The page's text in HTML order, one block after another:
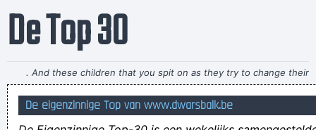
De Top 30
. And these children that you spit on as they try to change their
worlds, they are immune to your consultations, they´ re quite
aware of what they´ re going through.~ David Bowie
De eigenzinnige Top van www.dwarsbalk.be